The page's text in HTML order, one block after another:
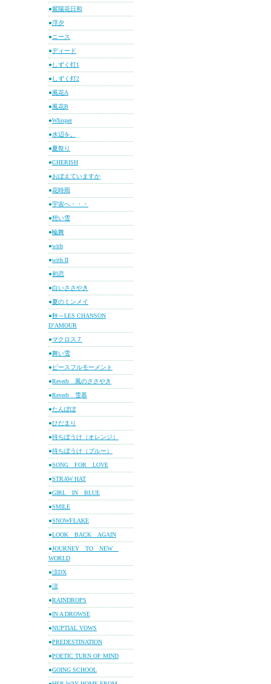
●紫陽花日和
●浮夕
● ニース
●ディード
● しずく灯1
● しずく灯2
●風花A
●風花B
●Whisper
●水辺を。
●夏祭り
●CHERISH
●おぼえていますか
●花時雨
●宇宙へ・・・
●想い雪
●輪舞
●with
●with II
●初恋
●白いささやき
●夏のミンメイ
●秋～LES CHANSON
D’AMOUR
●マクロス７
●舞い雪
●ピースフルモーメント
●Reverb 風のささやき
●Reverb 雪慕
●たんぽぽ
●ひだまり
●待ちぼうけ（オレンジ）
●待ちぼうけ（ブルー）
●SONG FOR LOVE
●STRAW HAT
●GIRL IN BLUE
●SMILE
●SNOWFLAKE
●LOOK BACK AGAIN
●JOURNEY TO NEW
WORLD
●涼DX
●涼
●RAINDROPS
●IN A DROWSE
●NUPTIAL VOWS
●PREDESTINATION
●POETIC TURN OF MIND
●GOING SCHOOL